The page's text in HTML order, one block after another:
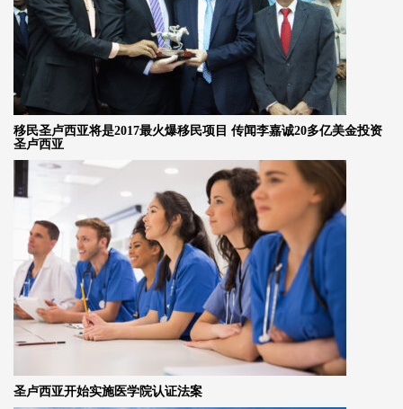
移民圣卢西亚将是2017最火爆移民项目 传闻李嘉诚20多亿美金投资
圣卢西亚
圣卢西亚开始实施医学院认证法案